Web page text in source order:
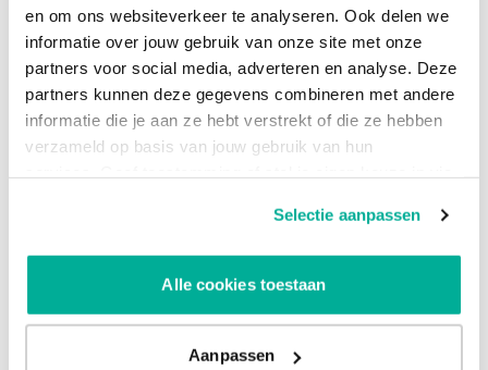
en om ons websiteverkeer te analyseren. Ook delen we
informatie over jouw gebruik van onze site met onze
partners voor social media, adverteren en analyse. Deze
partners kunnen deze gegevens combineren met andere
informatie die je aan ze hebt verstrekt of die ze hebben
verzameld op basis van jouw gebruik van hun
Selectie aanpassen
Alle cookies toestaan
Aanpassen
Joost Merkx - Vriend van de show en vaste gast
Samenvatting:
In deze aflevering bespreken Robert-Jan, Roy en Joost de
toenemende dreiging van cybercriminaliteit voor MKB-
organisaties. Ze gaan in op de noodzaak van goede
beschermen tegen cyberaanvallen.
Belangrijkste onderwerpen:
MKB-bedrijven zijn steeds vaker doelwit van
cybercriminelen, zowel gericht als ongericht.